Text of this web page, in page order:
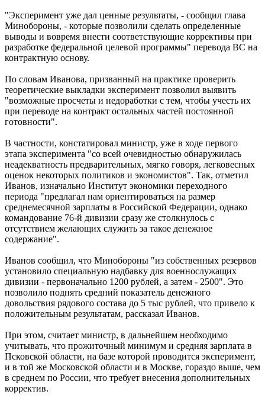
"Эксперимент уже дал ценные результаты, - сообщил глава
Минобороны, - которые позволили сделать определенные
выводы и вовремя внести соответствующие коррективы при
разработке федеральной целевой программы" перевода ВС на
контрактную основу.
По словам Иванова, призванный на практике проверить
теоретические выкладки эксперимент позволил выявить
"возможные просчеты и недоработки с тем, чтобы учесть их
при переводе на контракт остальных частей постоянной
готовности".
В частности, констатировал министр, уже в ходе первого
этапа эксперимента "со всей очевидностью обнаружилась
неадекватность предварительных, мягко говоря, легковесных
оценок некоторых политиков и экономистов". Так, отметил
Иванов, изначально Институт экономики переходного
периода "предлагал нам ориентироваться на размер
среднемесячной зарплаты в Российской Федерации, однако
командование 76-й дивизии сразу же столкнулось с
отсутствием желающих служить за такое денежное
содержание".
Иванов сообщил, что Минобороны "из собственных резервов
установило специальную надбавку для военнослужащих
дивизии - первоначально 1200 рублей, а затем - 2500". Это
позволило поднять средний показатель денежного
довольствия рядового состава до 5 тыс рублей, что привело к
положительным результатам, рассказал Иванов.
При этом, считает министр, в дальнейшем необходимо
учитывать, что прожиточный минимум и средняя зарплата в
Псковской области, на базе которой проводится эксперимент,
и в той же Московской области и в Москве, гораздо выше, чем
в среднем по России, что требует внесения дополнительных
корректив.